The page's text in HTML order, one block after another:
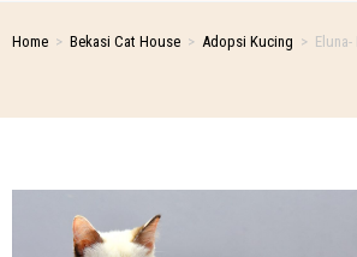
Home > Bekasi Cat House > Adopsi Kucing >